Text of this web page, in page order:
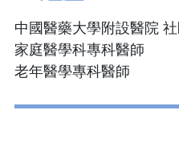
中國醫藥大學附設醫院
家庭醫學科專科醫師
老年醫學專科醫師